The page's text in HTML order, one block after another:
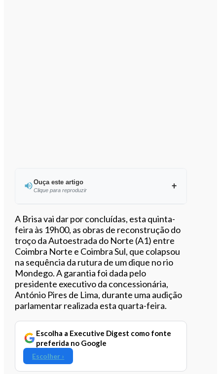
Ouça este artigo
Clique para reproduzir
Ouvir este artigo
A Brisa vai dar por concluídas, esta quinta-
feira às 19h00, as obras de reconstrução do
troço da Autoestrada do Norte (A1) entre
Coimbra Norte e Coimbra Sul, que colapsou
na sequência da rutura de um dique no rio
Mondego. A garantia foi dada pelo
presidente executivo da concessionária,
António Pires de Lima, durante uma audição
parlamentar realizada esta quarta-feira.
Escolha a Executive Digest como fonte
preferida no Google
Escolher ›